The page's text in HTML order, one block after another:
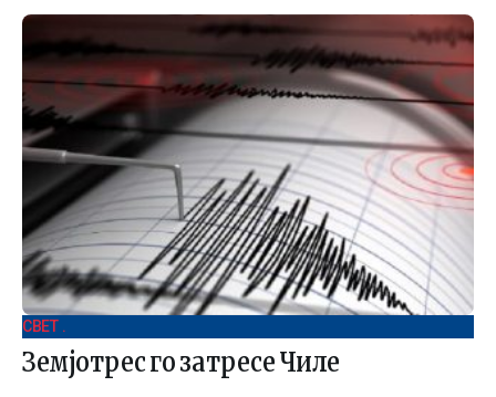
СВЕТ .
Земјотрес го затресе Чиле